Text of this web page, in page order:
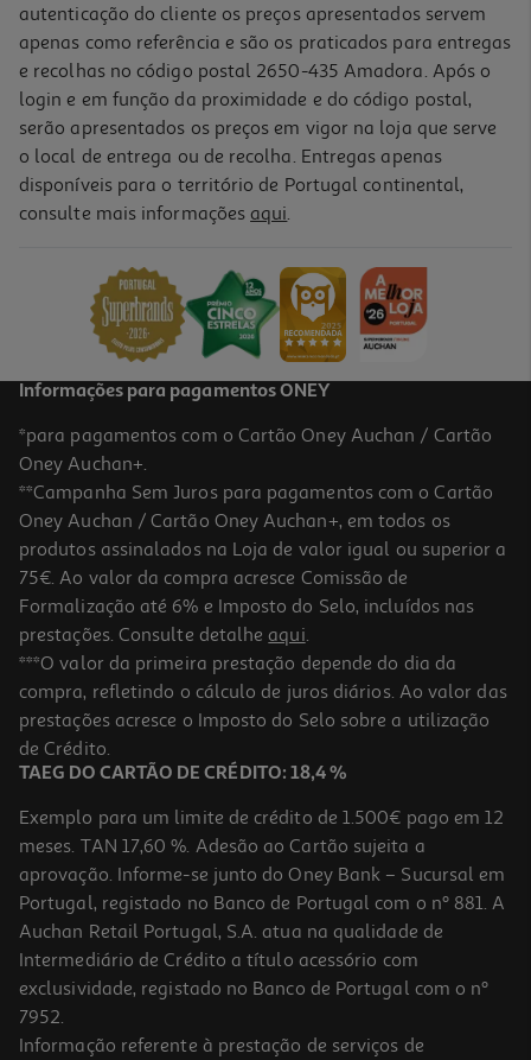
Auriculares 2 Em 1 Qilive 600144902 Kit Mãos Livres
2.5
Auriculares Qilive 887217 C/micro Branco Q.1666
3.99 €/un
3,99 €
autenticação do cliente os preços apresentados servem
apenas como referência e são os praticados para entregas
e recolhas no código postal 2650-435 Amadora. Após o
login e em função da proximidade e do código postal,
serão apresentados os preços em vigor na loja que serve
o local de entrega ou de recolha. Entregas apenas
disponíveis para o território de Portugal continental,
consulte mais informações aqui.
Informações para pagamentos ONEY
*para pagamentos com o Cartão Oney Auchan / Cartão
Oney Auchan+.
**Campanha Sem Juros para pagamentos com o Cartão
Oney Auchan / Cartão Oney Auchan+, em todos os
produtos assinalados na Loja de valor igual ou superior a
75€. Ao valor da compra acresce Comissão de
Formalização até 6% e Imposto do Selo, incluídos nas
prestações. Consulte detalhe aqui.
***O valor da primeira prestação depende do dia da
compra, refletindo o cálculo de juros diários. Ao valor das
prestações acresce o Imposto do Selo sobre a utilização
de Crédito.
TAEG DO CARTÃO DE CRÉDITO: 18,4 %
Exemplo para um limite de crédito de 1.500€ pago em 12
meses. TAN 17,60 %. Adesão ao Cartão sujeita a
aprovação. Informe-se junto do Oney Bank – Sucursal em
Portugal, registado no Banco de Portugal com o nº 881. A
Auchan Retail Portugal, S.A. atua na qualidade de
Intermediário de Crédito a título acessório com
exclusividade, registado no Banco de Portugal com o nº
7952.
Informação referente à prestação de serviços de